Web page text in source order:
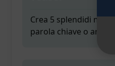
Crea 5 splendidi
parola chiave o